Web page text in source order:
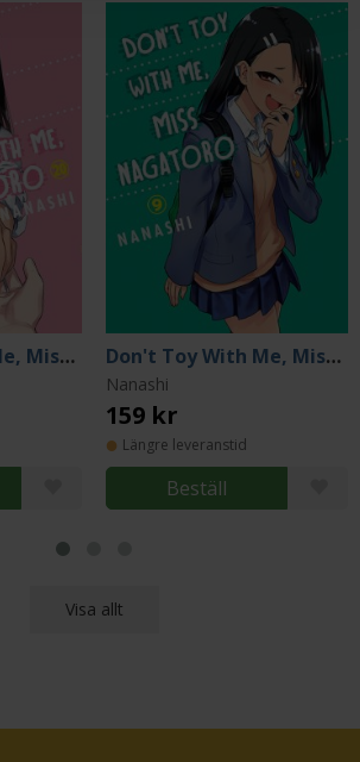
Don't Toy With Me, Miss Nagatoro, volume 20 Don't Toy With Me, Miss Nagatoro, volume 9
Nanashi
159 kr
Längre leveranstid
Beställ
Visa allt